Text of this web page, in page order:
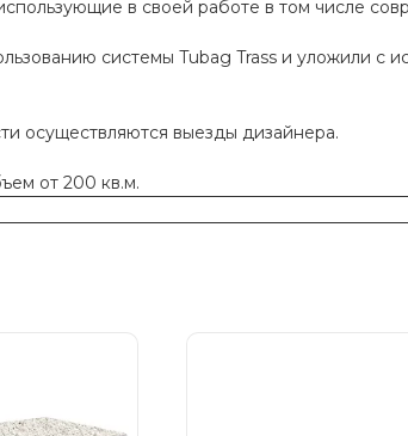
в своей работе в том числе
системы Tubag Trass и уложили с
осуществляются выезды дизайнера.
от 200 кв.м.